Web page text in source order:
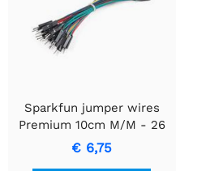
Sparkfun jumper wires
Premium 10cm M/M - 26
AWG (30 stuks)
€ 6,75